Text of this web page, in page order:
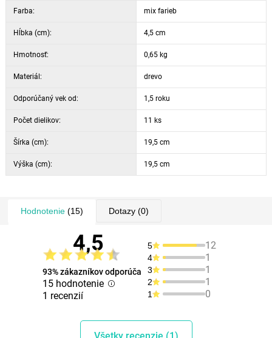
Farba: mix farieb
Hĺbka (cm): 4,5 cm
Hmotnosť: 0,65 kg
Materiál: drevo
Odporúčaný vek od: 1,5 roku
Počet dielikov: 11 ks
Šírka (cm): 19,5 cm
Výška (cm): 19,5 cm
Hodnotenie(15) Dotazy(0)
4,5
93% zákazníkov odporúča
15 hodnotenie
1 recenzií
5 12
4 1
3 1
2 1
1 0
Všetky recenzie (1)